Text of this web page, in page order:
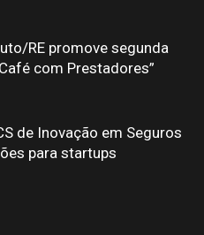
RE promove segunda
com Prestadores”
de Inovação em Seguros
para startups